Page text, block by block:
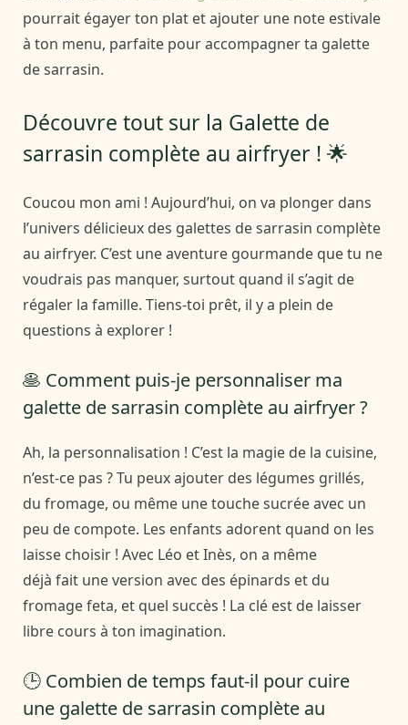
pourrait égayer ton plat et ajouter une note estivale
à ton menu, parfaite pour accompagner ta galette
de sarrasin.
Découvre tout sur la Galette de
sarrasin complète au airfryer ! 🌟
Coucou mon ami ! Aujourd’hui, on va plonger dans
l’univers délicieux des galettes de sarrasin complète
au airfryer. C’est une aventure gourmande que tu ne
voudrais pas manquer, surtout quand il s’agit de
régaler la famille. Tiens-toi prêt, il y a plein de
questions à explorer !
🥞 Comment puis-je personnaliser ma
galette de sarrasin complète au airfryer ?
Ah, la personnalisation ! C’est la magie de la cuisine,
n’est-ce pas ? Tu peux ajouter des légumes grillés,
du fromage, ou même une touche sucrée avec un
peu de compote. Les enfants adorent quand on les
laisse choisir ! Avec Léo et Inès, on a même
déjà fait une version avec des épinards et du
fromage feta, et quel succès ! La clé est de laisser
libre cours à ton imagination.
🕒 Combien de temps faut-il pour cuire
une galette de sarrasin complète au